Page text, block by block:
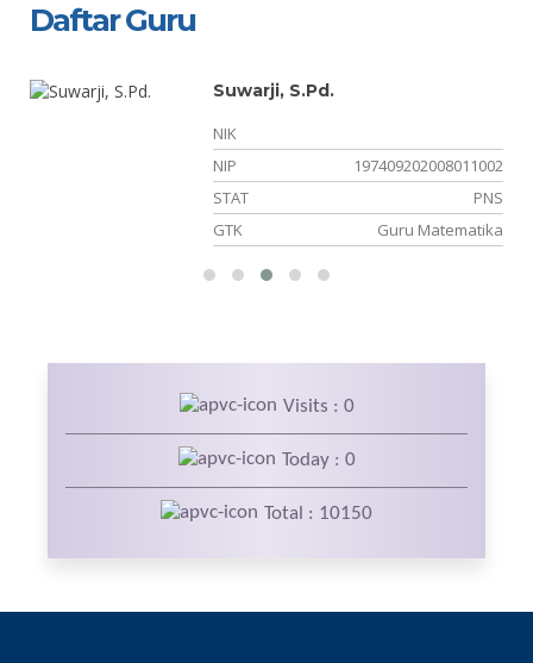
Daftar Guru
Suwarji, S.Pd.
NIK
NIP
197409202008011002
STAT
PNS
GTK
Guru Matematika
Visits : 0
Today : 0
Total : 10150